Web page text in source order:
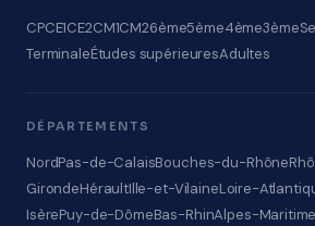
CPCE1CE2CM1CM26ème5ème4ème3ème
TerminaleÉtudes supérieuresAdultes
DÉPARTEMENTS
NordPas-de-CalaisBouches-du-Rhône
GirondeHéraultIlle-et-VilaineLoire-
IsèrePuy-de-DômeBas-RhinAlpes-